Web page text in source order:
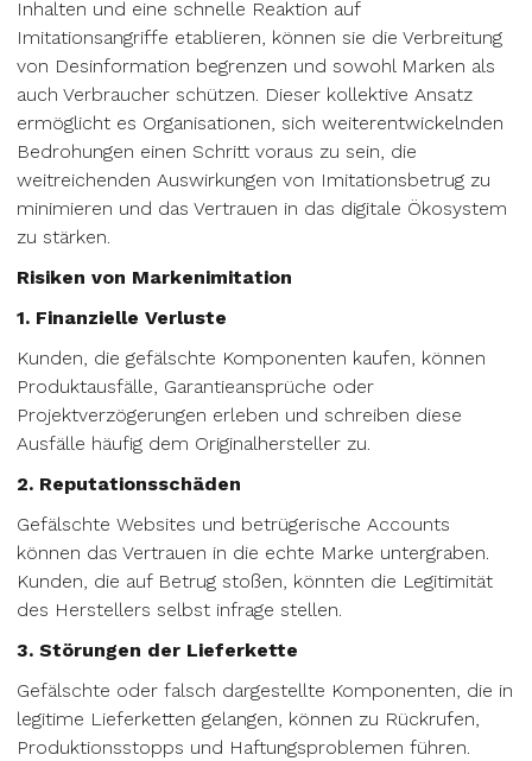
Inhalten und eine schnelle Reaktion auf
Imitationsangriffe etablieren, können sie die Verbreitung
von Desinformation begrenzen und sowohl Marken als
auch Verbraucher schützen. Dieser kollektive Ansatz
ermöglicht es Organisationen, sich weiterentwickelnden
Bedrohungen einen Schritt voraus zu sein, die
weitreichenden Auswirkungen von Imitationsbetrug zu
minimieren und das Vertrauen in das digitale Ökosystem
zu stärken.
Risiken von Markenimitation
1. Finanzielle Verluste
Kunden, die gefälschte Komponenten kaufen, können
Produktausfälle, Garantieansprüche oder
Projektverzögerungen erleben und schreiben diese
Ausfälle häufig dem Originalhersteller zu.
2. Reputationsschäden
Gefälschte Websites und betrügerische Accounts
können das Vertrauen in die echte Marke untergraben.
Kunden, die auf Betrug stoßen, könnten die Legitimität
des Herstellers selbst infrage stellen.
3. Störungen der Lieferkette
Gefälschte oder falsch dargestellte Komponenten, die in
legitime Lieferketten gelangen, können zu Rückrufen,
Produktionsstopps und Haftungsproblemen führen.